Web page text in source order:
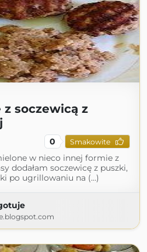
soczewicą z
0 Smakowite
w nieco innej formie z
dodałam soczewicę z puszki,
po ugrillowaniu na (...)